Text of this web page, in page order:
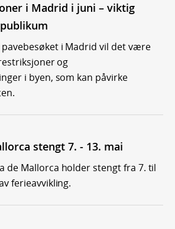
i Madrid i juni – viktig
i Madrid vil det være
og
i byen, som kan påvirke
stengt 7. - 13. mai
de Mallorca holder stengt fra 7. til
ferieavvikling.